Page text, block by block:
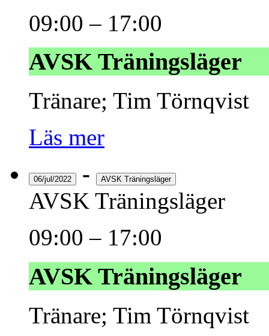
09:00– 17:00
AVSK Träningsläger
Tränare; Tim Törnqvist
Läs mer
06/jul/2022 - AVSK Träningsläger
AVSK Träningsläger
09:00– 17:00
AVSK Träningsläger
Tränare; Tim Törnqvist